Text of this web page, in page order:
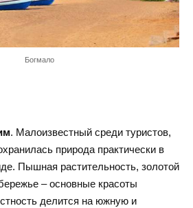
Богмало
. Малоизвестный среди туристов,
природа практически в
Пышная растительность, золотой
– основные красоты
делится на южную и